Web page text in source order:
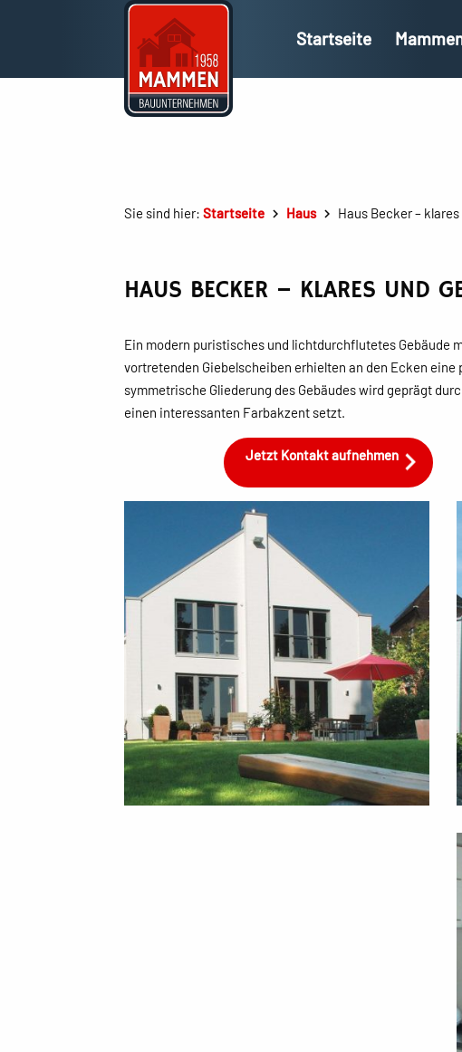
Startseite
Sie sind hier: Startseite Haus Haus Becker –
HAUS BECKER – KLARES UND
Ein modern puristisches und lichtdurchflutetes Gebäude
vortretenden Giebelscheiben erhielten an den Ecken
symmetrische Gliederung des Gebäudes wird geprägt
einen interessanten Farbakzent setzt.
Jetzt Kontakt aufnehmen